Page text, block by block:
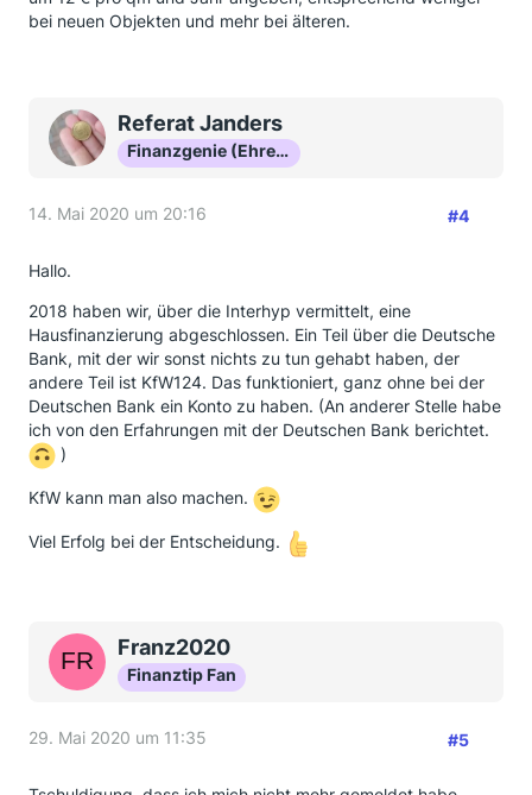
bei neuen Objekten und mehr bei älteren.
Referat Janders
Finanzgenie (Ehrenmitglied)
14. Mai 2020 um 20:16 #4
Hallo.
2018 haben wir, über die Interhyp vermittelt, eine
Hausfinanzierung abgeschlossen. Ein Teil über die Deutsche
Bank, mit der wir sonst nichts zu tun gehabt haben, der
andere Teil ist KfW124. Das funktioniert, ganz ohne bei der
Deutschen Bank ein Konto zu haben. (An anderer Stelle habe
ich von den Erfahrungen mit der Deutschen Bank berichtet.
)
KfW kann man also machen.
Viel Erfolg bei der Entscheidung.
Franz2020
Finanztip Fan
29. Mai 2020 um 11:35 #5